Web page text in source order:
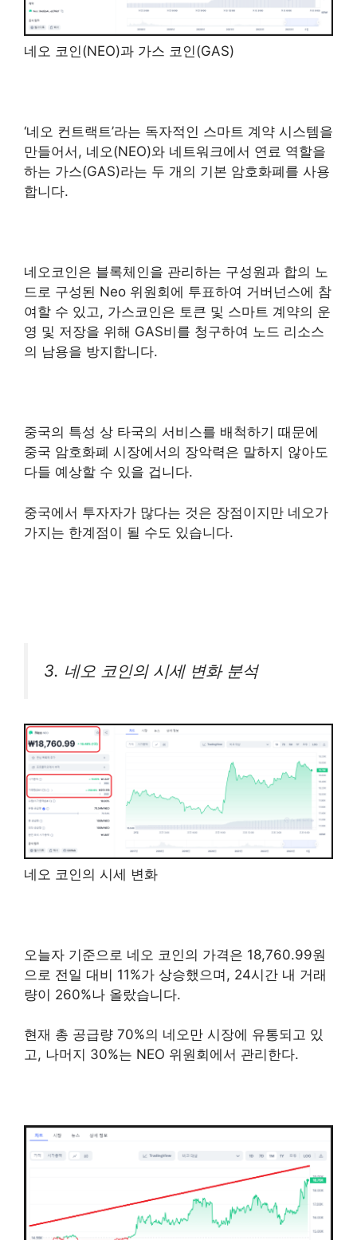
네오 코인(NEO)과 가스 코인(GAS)
‘네오 컨트랙트’라는 독자적인 스마트 계약 시스템을
만들어서, 네오(NEO)와 네트워크에서 연료 역할을
하는 가스(GAS)라는 두 개의 기본 암호화폐를 사용
합니다.
네오코인은 블록체인을 관리하는 구성원과 합의 노
드로 구성된 Neo 위원회에 투표하여 거버넌스에 참
여할 수 있고, 가스코인은 토큰 및 스마트 계약의 운
영 및 저장을 위해 GAS비를 청구하여 노드 리소스
의 남용을 방지합니다.
중국의 특성 상 타국의 서비스를 배척하기 때문에
중국 암호화폐 시장에서의 장악력은 말하지 않아도
다들 예상할 수 있을 겁니다.
중국에서 투자자가 많다는 것은 장점이지만 네오가
가지는 한계점이 될 수도 있습니다.
3. 네오 코인의 시세 변화 분석
네오 코인의 시세 변화
오늘자 기준으로 네오 코인의 가격은 18,760.99원
으로 전일 대비 11%가 상승했으며, 24시간 내 거래
량이 260%나 올랐습니다.
현재 총 공급량 70%의 네오만 시장에 유통되고 있
고, 나머지 30%는 NEO 위원회에서 관리한다.